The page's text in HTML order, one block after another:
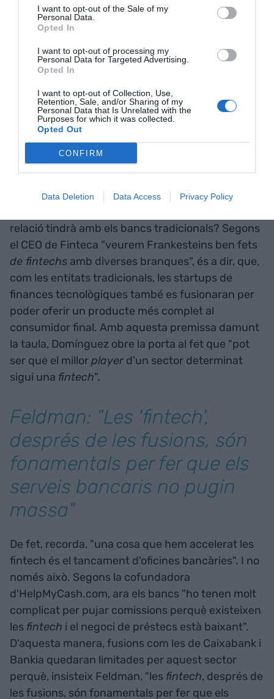
I want to opt-out of the Sale of my
Personal Data.
Opted In
I want to opt-out of processing my
Personal Data for Targeted Advertising.
Opted In
I want to opt-out of Collection, Use,
Retention, Sale, and/or Sharing of my
Personal Data that Is Unrelated with the
Purposes for which it was collected.
Opted Out
CONFIRM
Data Deletion Data Access Privacy Policy
híbrid".
Frankesteins defintechs
I amb això, tornem al principi. Encara que queda
camí per fer, i com apunta Ceschel, "el
confinament obligava a vèncer la por a l'
online
quan la gent ho ha provat veu que no és tan difícil
com semblava", però encara cal "desmuntar el
mite que lesfintech
són per a xavals joves".
Perquè "no hi ha volta enrere".
relació tindrà amb els bancs tradicionals? Segons
el CEO de Finteca "veurem Frankesteins ben fets
de fintechs amb diverses branques", és a dir, que,
com les entitats tradicionals, les startups de
finances tecnològiques també es fusionaran per
poder oferir un producte més complet al
consumidor final. Amb aquesta premissa damunt
la taula, Domínguez obre la porta al fet que "pot
ser que el millorplayer d'un sector determinat
sigui una fintech".
Feldman: "Les 'fintech',
després de les fusions, són
fonamentals per fer que els
serveis bancaris no pugin
massa"
De fet, recorda, "una cosa que hem accelerat les
fintech és el tancament d'oficines bancàries". I no
només això. Segons la cofundadora
d'HelpMyCash.com, ara els bancs "ho tenen molt
complicat per pujar comissions perquè existeixen
les fintech i el negoci de préstecs està baixant".
D'aquesta manera, fusions com les de Caixabank i
Bankia quedaran limitades per aquest sector
perquè, insisteix Feldman, "les fintech, després de
les fusions, són fonamentals per fer que els